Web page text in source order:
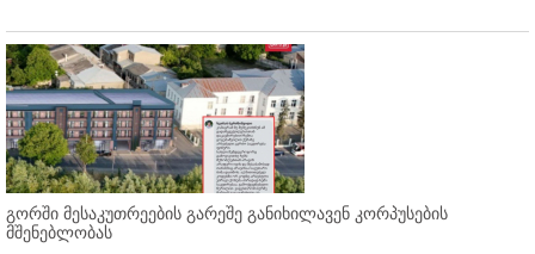
გორში მესაკუთრეების გარეშე განიხილავენ კორპუსების
მშენებლობას